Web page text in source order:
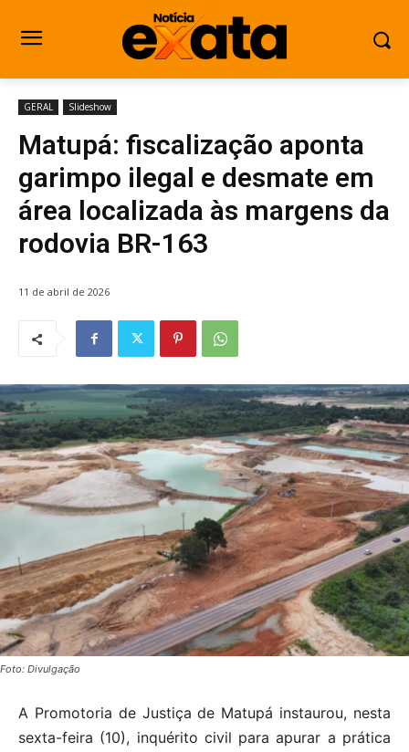
GERAL Slideshow
Matupá: fiscalização aponta
garimpo ilegal e desmate em
área localizada às margens da
rodovia BR-163
11 de abril de 2026
Foto: Divulgação
A Promotoria de Justiça de Matupá instaurou, nesta
sexta-feira (10), inquérito civil para apurar a prática